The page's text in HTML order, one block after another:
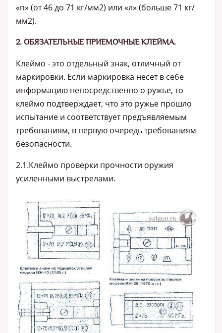
«п» (от 46 до 71 кг/мм2) или «л» (больше 71 кг/
мм2).
2. ОБЯЗАТЕЛЬНЫЕ ПРИЕМОЧНЫЕ КЛЕЙМА.
Клеймо - это отдельный знак, отличный от
маркировки. Если маркировка несет в себе
информацию непосредственно о ружье, то
клеймо подтверждает, что это ружье прошло
испытание и соответствует предъявляемым
требованиям, в первую очередь требованиям
безопасности.
2.1.Клеймо проверки прочности оружия
усиленными выстрелами.